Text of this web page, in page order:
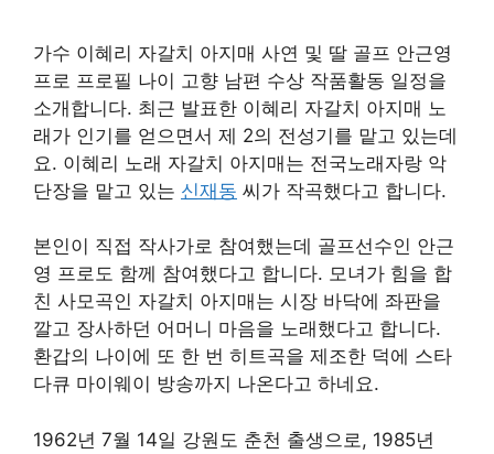
가수 이혜리 자갈치 아지매 사연 및 딸 골프 안근영
프로 프로필 나이 고향 남편 수상 작품활동 일정을
소개합니다. 최근 발표한 이혜리 자갈치 아지매 노
래가 인기를 얻으면서 제 2의 전성기를 맡고 있는데
요. 이혜리 노래 자갈치 아지매는 전국노래자랑 악
단장을 맡고 있는 신재동 씨가 작곡했다고 합니다.
본인이 직접 작사가로 참여했는데 골프선수인 안근
영 프로도 함께 참여했다고 합니다. 모녀가 힘을 합
친 사모곡인 자갈치 아지매는 시장 바닥에 좌판을
깔고 장사하던 어머니 마음을 노래했다고 합니다.
환갑의 나이에 또 한 번 히트곡을 제조한 덕에 스타
다큐 마이웨이 방송까지 나온다고 하네요.
1962년 7월 14일 강원도 춘천 출생으로, 1985년